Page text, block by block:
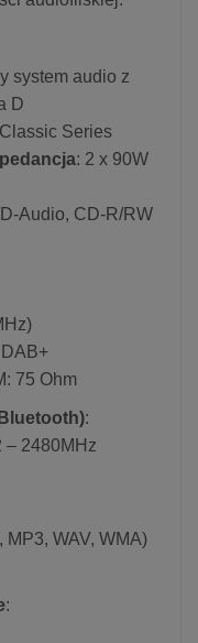
system audio z
D
Series
: 2 x 90W
Audio, CD-R/RW
75 Ohm
:
– 2480MHz
WAV, WMA)
: